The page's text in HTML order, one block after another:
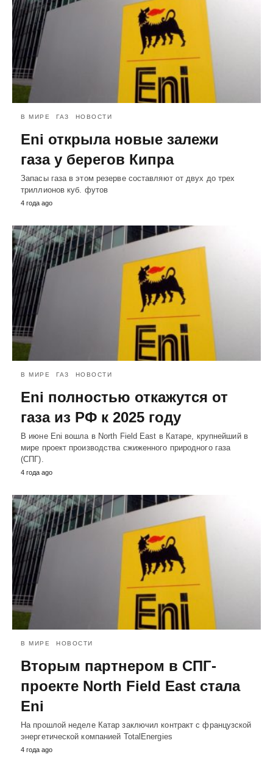
В МИРЕ ГАЗ НОВОСТИ
Eni открыла новые залежи
газа у берегов Кипра
Запасы газа в этом резерве составляют от двух до трех
триллионов куб. футов
4 года ago
В МИРЕ ГАЗ НОВОСТИ
Eni полностью откажутся от
газа из РФ к 2025 году
В июне Eni вошла в North Field East в Катаре, крупнейший в
мире проект производства сжиженного природного газа
(СПГ).
4 года ago
В МИРЕ НОВОСТИ
Вторым партнером в СПГ-
проекте North Field East стала
Eni
На прошлой неделе Катар заключил контракт с французской
энергетической компанией TotalEnergies
4 года ago